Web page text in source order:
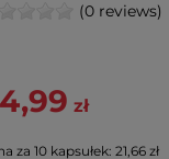
(0 reviews)
zł
za 10 kapsułek: 21,66 zł